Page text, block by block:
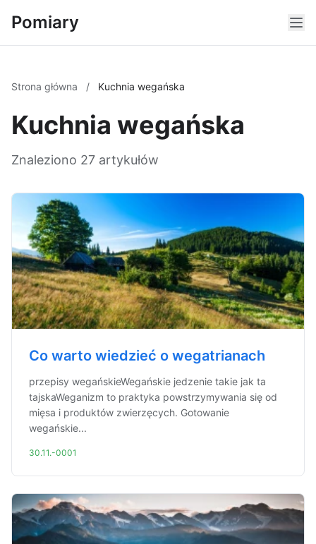
Pomiary
Strona główna / Kuchnia wegańska
Kuchnia wegańska
Znaleziono 27 artykułów
Co warto wiedzieć o wegatrianach
przepisy wegańskieWegańskie jedzenie takie jak ta
tajskaWeganizm to praktyka powstrzymywania się od
mięsa i produktów zwierzęcych. Gotowanie
wegańskie...
30.11.-0001